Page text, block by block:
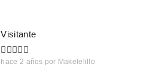
Visitante
hace 2 años por Makelelillo